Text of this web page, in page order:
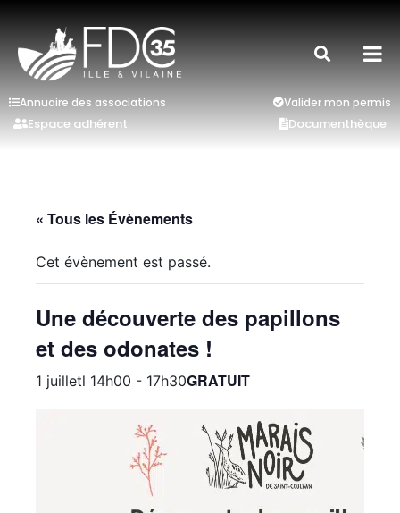
Annuaire des associations Valider mon permis
Espace adhérent Documenthèque
« Tous les Évènements
Cet évènement est passé.
Une découverte des papillons
et des odonates !
1 juilletl 14h00 - 17h30GRATUIT